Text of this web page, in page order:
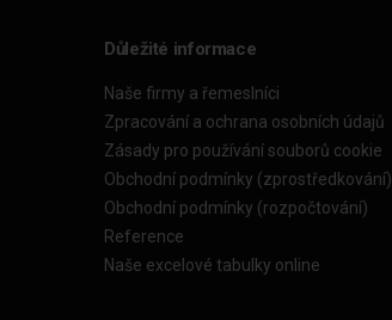
Důležité informace
Naše firmy a řemeslníci
Zpracování a ochrana osobních údajů
Zásady pro používání souborů cookie
Obchodní podmínky (zprostředkování)
Obchodní podmínky (rozpočtování)
Reference
Naše excelové tabulky online